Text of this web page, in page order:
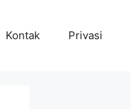
Kontak Privasi